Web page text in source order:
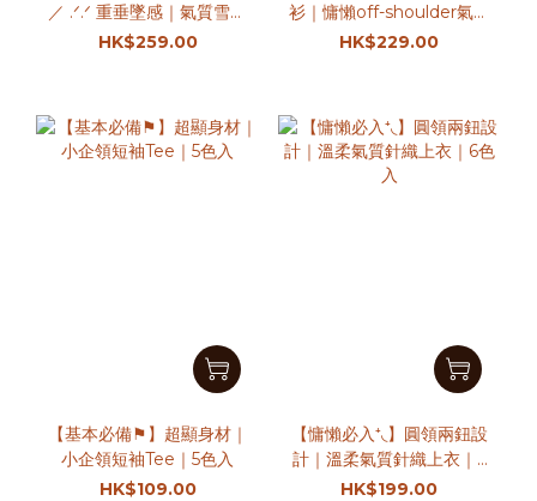
／ .ᐟ.ᐟ 重垂墜感｜氣質雪紡
百褶長裙｜3色入
HK$259.00
衫｜慵懶off-shoulder氣質
外搭｜4色入
HK$229.00
【基本必備⚑】超顯身材｜
小企領短袖Tee｜5色入
HK$109.00
【慵懶必入⁺◟】圓領兩鈕設
計｜溫柔氣質針織上衣｜6
色入
HK$199.00